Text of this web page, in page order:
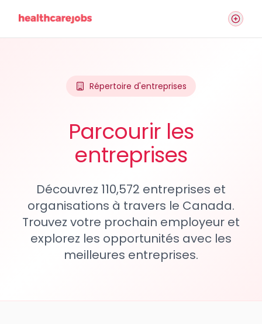
Répertoire d'entreprises
Parcourir les
entreprises
Découvrez 110,572 entreprises et
organisations à travers le Canada.
Trouvez votre prochain employeur et
explorez les opportunités avec les
meilleures entreprises.